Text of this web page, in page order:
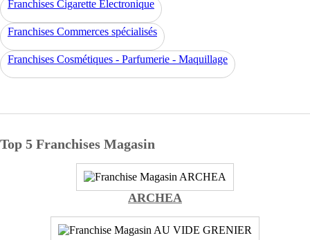
Franchises Cigarette Electronique
Franchises Commerces spécialisés
Franchises Cosmétiques - Parfumerie - Maquillage
Top 5 Franchises Magasin
ARCHEA